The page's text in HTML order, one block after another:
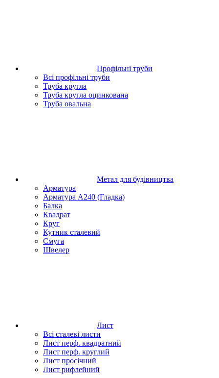
Профільні труби
Всі профільні труби
Труба кругла
Труба кругла оцинкована
Труба овальна
Метал для будівництва
Арматура
Арматура А240 (Гладка)
Балка
Квадрат
Круг
Кутник сталевий
Смуга
Швелер
Лист
Всі сталеві листи
Лист перф. квадратний
Лист перф. круглий
Лист просічний
Лист рифлейний